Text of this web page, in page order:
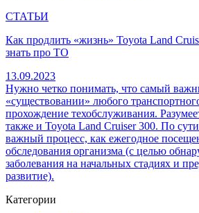
СТАТЬИ
Как продлить «жизнь» Toyota Land
знать про ТО
13.09.2023
Нужно четко понимать, что самый
«существовании» любого
прохождение техобслуживания.
также и Toyota Land Cruiser 300. По
важный процесс, как ежегодное
обследования организма (с целью
заболевания на начальных стадиях и
развитие).
Категории